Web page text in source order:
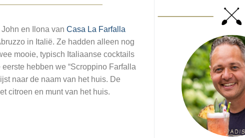
en Ilona van Casa La Farfalla
in Italië. Ze hadden alleen nog
mooie, typisch Italiaanse cocktails
hebben we “Scroppino Farfalla
naar de naam van het huis. De
citroen en munt van het huis.